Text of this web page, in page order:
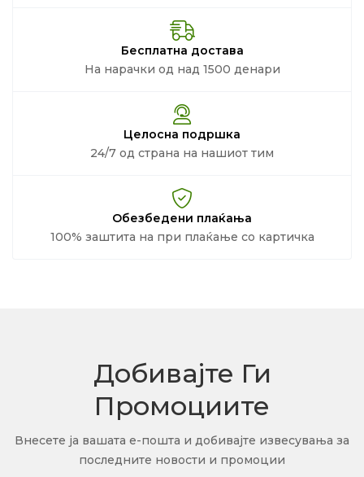
Бесплатна достава
На нарачки од над 1500 денари
Целосна подршка
24/7 од страна на нашиот тим
Обезбедени плаќања
100% заштита на при плаќање со картичка
Добивајте Ги
Промоциите
Внесете ја вашата е-пошта и добивајте извесувања за
последните новости и промоции